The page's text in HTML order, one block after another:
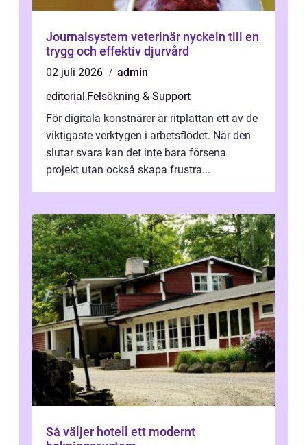
Journalsystem veterinär nyckeln till en
trygg och effektiv djurvård
02 juli 2026
admin
editorial,Felsökning & Support
För digitala konstnärer är ritplattan ett av de
viktigaste verktygen i arbetsflödet. När den
slutar svara kan det inte bara försena
projekt utan också skapa frustra...
Så väljer hotell ett modernt